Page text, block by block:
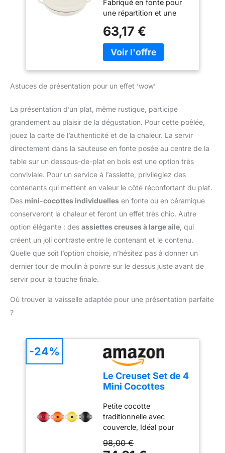
température.
REVÊTEMENT SANS
PFAS - Sans produits
chimiques nocifs et fini
dans une teinte crème
brillante, ce pot apporte
une touche de charme
intemporel à votre
simple. CUISSON DE LA
PLAQUE AU FOUR –
Résistant au four jusqu'à
240°C et conçu pour
fonctionner sur tous les
types de plaques, y
compris à induction,
vous pouvez saisir,
sauter et cuire le tout
COUVERCLE
CONSERVANT
L'HUMIDITÉ - Le
couvercle à arrosage
continu la vapeur,
tendres, juteux et pleins
L, Blanc
Fabriqué en fonte pour
une répartition et une
uniformes La finition en
émail vitrifié est neutre
pour les aliments Peut
conserver les aliments
un transport facile
63,17 €
Astuces de présentation pour un effet ‘wow’
La présentation d’un plat, même rustique, participe
grandement au plaisir de la dégustation. Pour cette poêlée,
jouez la carte de l’authenticité et de la chaleur. La servir
directement dans la sauteuse en fonte posée au centre de la
table sur un dessous-de-plat en bois est une option très
conviviale. Pour un service à l’assiette, privilégiez des
contenants qui mettent en valeur le côté réconfortant du plat.
Des mini-cocottes individuelles en fonte ou en céramique
conserveront la chaleur et feront un effet très chic. Autre
option élégante : des assiettes creuses à large aile, qui
créent un joli contraste entre le contenant et le contenu.
Quelle que soit l’option choisie, n’hésitez pas à donner un
dernier tour de moulin à poivre sur le dessus juste avant de
servir pour la touche finale.
Où trouver la vaisselle adaptée pour une présentation parfaite
?
Le Creuset Set de 4
Mini Cocottes
Céramique, ⌀10 cm,
200 ml, Feu et
flammes,
79212105129100
Petite cocotte
traditionnelle avec
couvercle, Idéal pour
individuelles : entrées,
98,00 €
-24%